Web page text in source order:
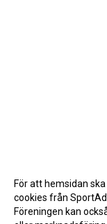
För att hemsidan
cookies från
Föreningen kan